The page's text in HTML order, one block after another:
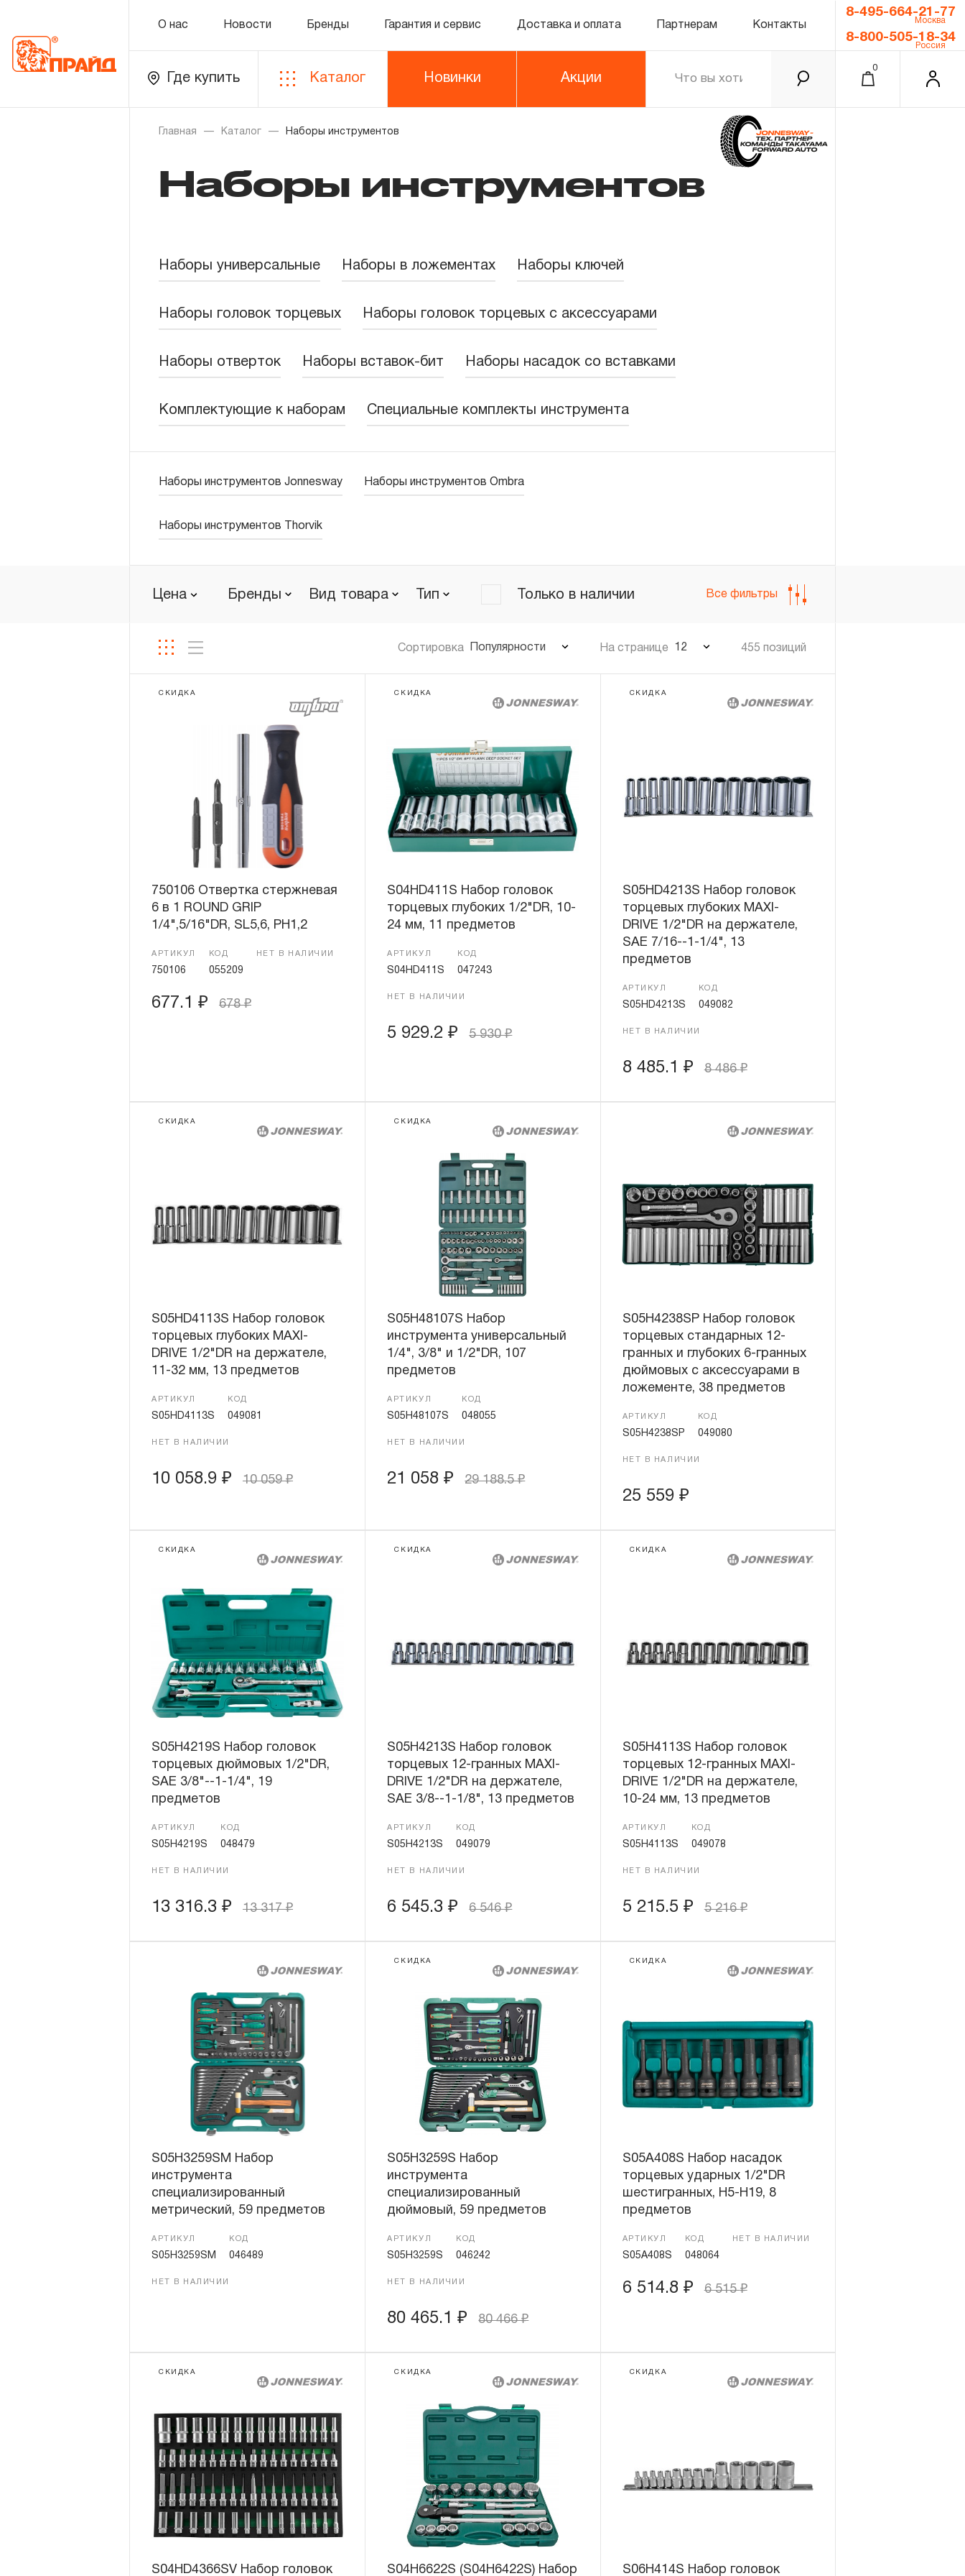
О нас Новости Бренды Гарантия и сервис Доставка и оплата Партнерам Контакты
8-495-664-21-77
Москва
8-800-505-18-34
Россия
Где купить Каталог Новинки Акции
0
Каталог
Золотая лихорадка
Уцененный товар
О нас
Бренды
Гарантия и сервис
Доставка и оплата
Партнерам
Контакты
Главная Каталог Наборы инструментов
Наборы инструментов
Наборы универсальные Наборы в ложементах Наборы ключей
Наборы головок торцевых Наборы головок торцевых с аксессуарами
Наборы отверток Наборы вставок-бит Наборы насадок со вставками
Комплектующие к наборам Специальные комплекты инструмента
Наборы инструментов Jonnesway Наборы инструментов Ombra
Наборы инструментов Thorvik
Цена Бренды Вид товара Тип Только в наличии Все фильтры
Сортировка Популярности На странице 12 455 позиций
СКИДКА
750106 Отвертка стержневая
6 в 1 ROUND GRIP
1/4",5/16"DR, SL5,6, PH1,2
АРТИКУЛ
750106
КОД
055209
НЕТ В НАЛИЧИИ
677.1 ₽ 678₽
СКИДКА
S04HD411S Набор головок
торцевых глубоких 1/2"DR, 10-
24 мм, 11 предметов
АРТИКУЛ
S04HD411S
КОД
047243
НЕТ В НАЛИЧИИ
5 929.2₽ 5 930₽
СКИДКА
S05HD4213S Набор головок
торцевых глубоких MAXI-
DRIVE 1/2"DR на держателе,
SAE 7/16--1-1/4", 13
предметов
АРТИКУЛ
S05HD4213S
КОД
049082
НЕТ В НАЛИЧИИ
8 485.1 ₽ 8 486₽
СКИДКА
S05HD4113S Набор головок
торцевых глубоких MAXI-
DRIVE 1/2"DR на держателе,
11-32 мм, 13 предметов
АРТИКУЛ
S05HD4113S
КОД
049081
НЕТ В НАЛИЧИИ
10 058.9 ₽ 10 059₽
СКИДКА
S05H48107S Набор
инструмента универсальный
1/4", 3/8" и 1/2"DR, 107
предметов
АРТИКУЛ
S05H48107S
КОД
048055
НЕТ В НАЛИЧИИ
21 058₽ 29 188.5₽
S05H4238SP Набор головок
торцевых стандарных 12-
гранных и глубоких 6-гранных
дюймовых с аксессуарами в
ложементе, 38 предметов
АРТИКУЛ
S05H4238SP
КОД
049080
НЕТ В НАЛИЧИИ
25 559 ₽
СКИДКА
S05H4219S Набор головок
торцевых дюймовых 1/2"DR,
SAE 3/8"--1-1/4", 19
предметов
АРТИКУЛ
S05H4219S
КОД
048479
НЕТ В НАЛИЧИИ
13 316.3 ₽ 13 317₽
СКИДКА
S05H4213S Набор головок
торцевых 12-гранных MAXI-
DRIVE 1/2"DR на держателе,
SAE 3/8--1-1/8", 13 предметов
АРТИКУЛ
S05H4213S
КОД
049079
НЕТ В НАЛИЧИИ
6 545.3₽ 6 546₽
СКИДКА
S05H4113S Набор головок
торцевых 12-гранных MAXI-
DRIVE 1/2"DR на держателе,
10-24 мм, 13 предметов
АРТИКУЛ
S05H4113S
КОД
049078
НЕТ В НАЛИЧИИ
5 215.5 ₽ 5 216₽
S05H3259SM Набор
инструмента
специализированный
метрический, 59 предметов
АРТИКУЛ
S05H3259SM
КОД
046489
НЕТ В НАЛИЧИИ
СКИДКА
S05H3259S Набор
инструмента
специализированный
дюймовый, 59 предметов
АРТИКУЛ
S05H3259S
КОД
046242
НЕТ В НАЛИЧИИ
80 465.1₽ 80 466₽
СКИДКА
S05A408S Набор насадок
торцевых ударных 1/2"DR
шестигранных, H5-H19, 8
предметов
АРТИКУЛ
S05A408S
КОД
048064
НЕТ В НАЛИЧИИ
6 514.8 ₽ 6 515₽
СКИДКА
S04HD4366SV Набор головок
СКИДКА
S04H6622S (S04H6422S) Набор
СКИДКА
S06H414S Набор головок